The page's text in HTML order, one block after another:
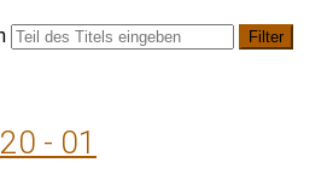
Filter
- 01